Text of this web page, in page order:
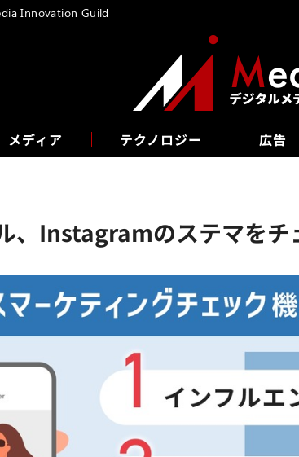
メディア テクノロジー 広告
、Instagramのステマを
Innovation Guild